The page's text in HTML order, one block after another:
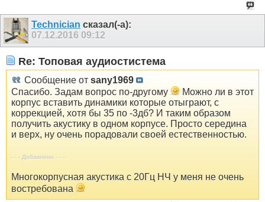
Technician сказал(-а):
07.12.2016 09:12
Re: Топовая аудиостистема
Сообщение от sany1969
Спасибо. Задам вопрос по-другому
Можно ли в этот
корпус вставить динамики которые отыграют, с
коррекцией, хотя бы 35 по -3дб? И таким образом
получить акустику в одном корпусе. Просто середина
и верх, ну очень порадовали своей естественностью.
- - - Добавлено - - -
Многокорпусная акустика с 20Гц НЧ у меня не очень
востребована